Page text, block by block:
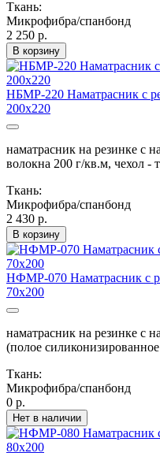
Ткань:
Микрофибра/спанбонд
2 250 р.
В корзину
НБМР-220 Наматрасник с
200х220
наматрасник на резинке с
волокна 200 г/кв.м, чехол -
Ткань:
Микрофибра/спанбонд
2 430 р.
В корзину
НФМР-070 Наматрасник с
70х200
наматрасник на резинке с
(полое
Ткань:
Микрофибра/спанбонд
0 р.
Нет в наличии